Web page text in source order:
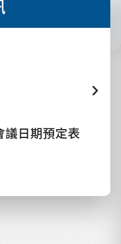
議日期預定表